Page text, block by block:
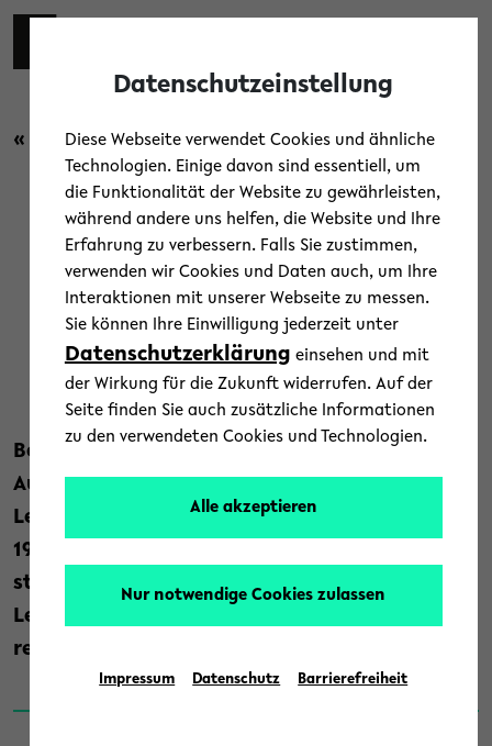
Skip to main content
« Zurück zur Übersicht
Campus / Kultur /News /Uni-Leben
Ingo Schulze liest im
Oberstufen-Kolleg
23. November 2022
Text: Universität Bielefeld
Bereits zum zweiten Mal ist der renommierte
Autor im Rahmen der Reihe „Lektüren und
Lektionen“ am Donnerstag, 1. Dezember um
19 Uhr im Oberstufen-Kolleg zu Gast und
stellt diesmal seinen 2020 für den Preis der
Leipziger Buchmesse nominierten Roman „Die
rechtschaffenen Mörder“ vor.
Datenschutzeinstellung
Diese Webseite verwendet Cookies und ähnliche
Technologien. Einige davon sind essentiell, um
die Funktionalität der Website zu gewährleisten,
während andere uns helfen, die Website und Ihre
Erfahrung zu verbessern. Falls Sie zustimmen,
verwenden wir Cookies und Daten auch, um Ihre
Interaktionen mit unserer Webseite zu messen.
Sie können Ihre Einwilligung jederzeit unter
Datenschutzerklärung einsehen und mit
der Wirkung für die Zukunft widerrufen. Auf der
Seite finden Sie auch zusätzliche Informationen
zu den verwendeten Cookies und Technologien.
Alle akzeptieren
Nur notwendige Cookies zulassen
Impressum Datenschutz Barrierefreiheit